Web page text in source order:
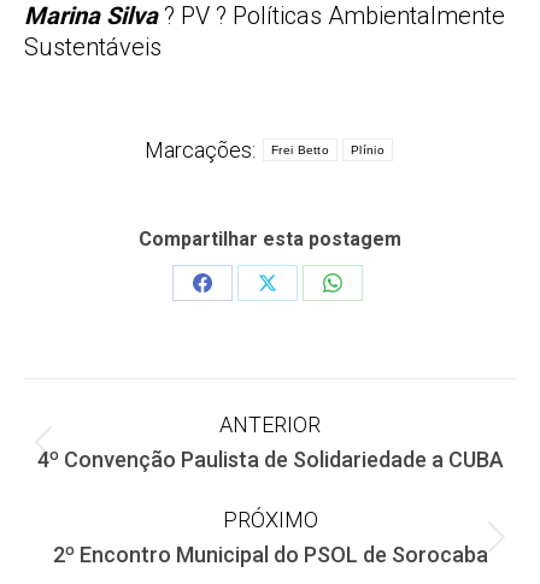
Marina Silva? PV ? Políticas Ambientalmente
Sustentáveis
Marcações: Frei Betto Plínio
Compartilhar esta postagem
Share
Share
Share
Navegação
de
post:
ANTERIOR
Post
4º Convenção Paulista de Solidariedade a CUBA
PRÓXIMO
Próximo
2º Encontro Municipal do PSOL de Sorocaba